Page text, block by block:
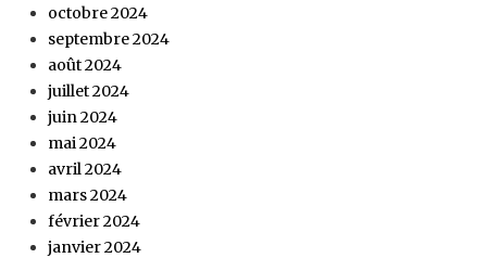
octobre 2024
septembre 2024
août 2024
juillet 2024
juin 2024
mai 2024
avril 2024
mars 2024
février 2024
janvier 2024